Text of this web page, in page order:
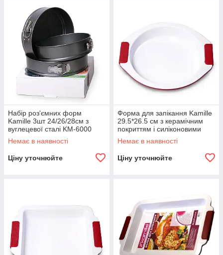
Набір роз'ємних форм
Kamille 3шт 24/26/28см з
вуглецевої сталі KM-6000
Немає в наявності
Ціну уточнюйте
Форма для запікання Kamille
29.5*26.5 см з керамічним
покриттям і силіконовими
ручками KM-6011
Немає в наявності
Ціну уточнюйте